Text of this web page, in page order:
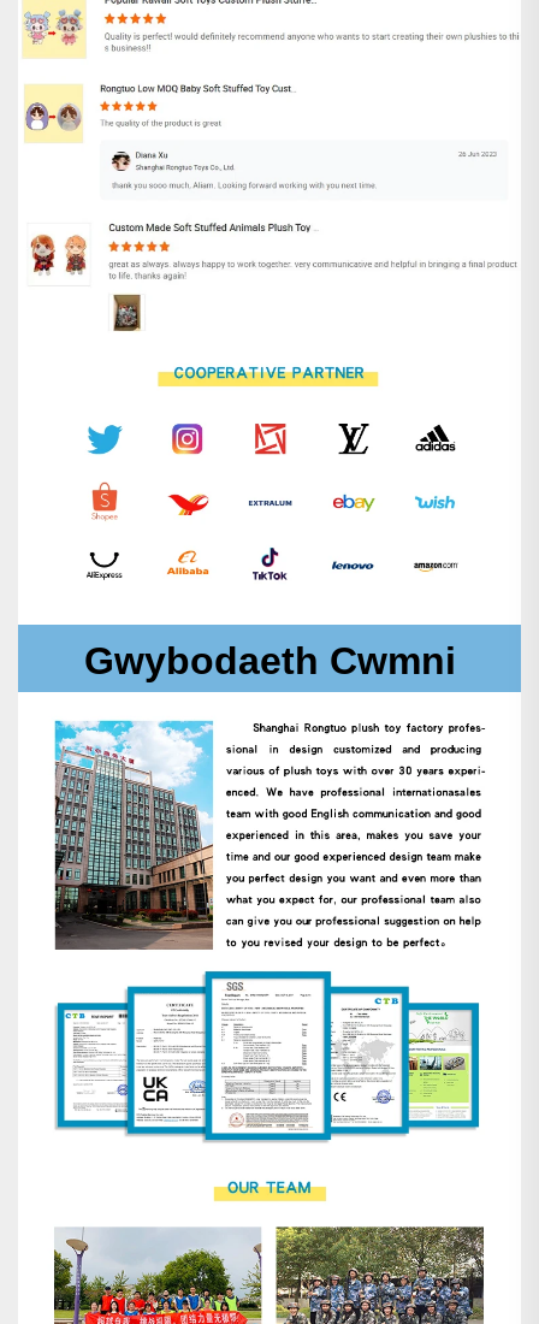
Gwybodaeth Cwmni